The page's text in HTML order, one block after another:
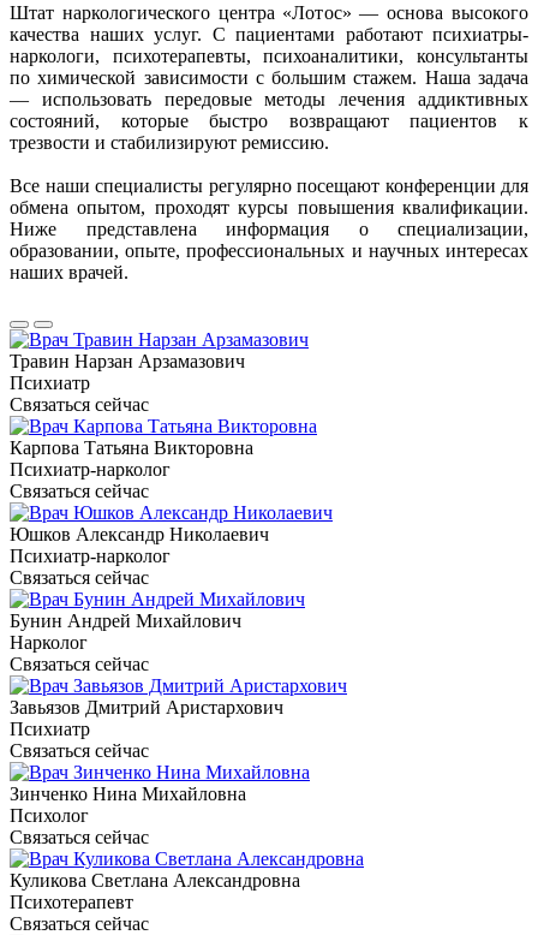
Штат наркологического центра «Лотос» — основа высокого
качества наших услуг. С пациентами работают психиатры-
наркологи, психотерапевты, психоаналитики, консультанты
по химической зависимости с большим стажем. Наша задача
— использовать передовые методы лечения аддиктивных
состояний, которые быстро возвращают пациентов к
трезвости и стабилизируют ремиссию.
Все наши специалисты регулярно посещают конференции для
обмена опытом, проходят курсы повышения квалификации.
Ниже представлена информация о специализации,
образовании, опыте, профессиональных и научных интересах
наших врачей.
Травин Нарзан Арзамазович
Психиатр
Связаться сейчас
Карпова Татьяна Викторовна
Психиатр-нарколог
Связаться сейчас
Юшков Александр Николаевич
Психиатр-нарколог
Связаться сейчас
Бунин Андрей Михайлович
Нарколог
Связаться сейчас
Завьязов Дмитрий Аристархович
Психиатр
Связаться сейчас
Зинченко Нина Михайловна
Психолог
Связаться сейчас
Куликова Светлана Александровна
Психотерапевт
Связаться сейчас